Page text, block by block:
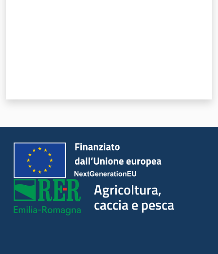
Agricoltura,
caccia e
Agricoltura,
caccia e pesca